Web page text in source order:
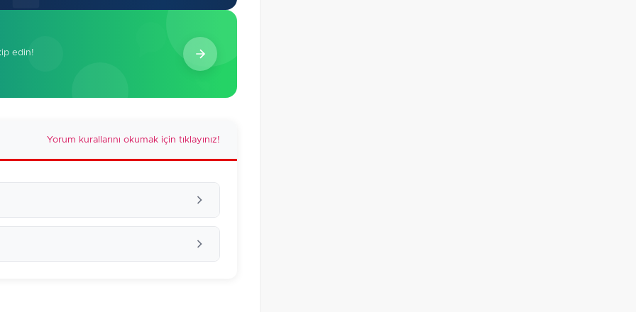
edin!
Yorum kurallarını okumak için tıklayınız!